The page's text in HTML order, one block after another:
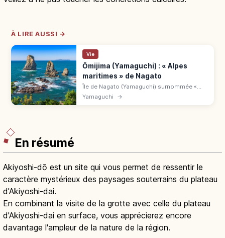
À LIRE AUSSI →
Vie
Ōmijima (Yamaguchi) : « Alpes
maritimes » de Nagato
Île de Nagato (Yamaguchi) surnommée «
Alpes maritimes » : falaises, grottes et
rochers sculptés. Croisière, sentiers,
Yamaguchi →
En résumé
Akiyoshi-dō est un site qui vous permet de ressentir le
caractère mystérieux des paysages souterrains du plateau
d'Akiyoshi-dai.
En combinant la visite de la grotte avec celle du plateau
d'Akiyoshi-dai en surface, vous apprécierez encore
davantage l'ampleur de la nature de la région.